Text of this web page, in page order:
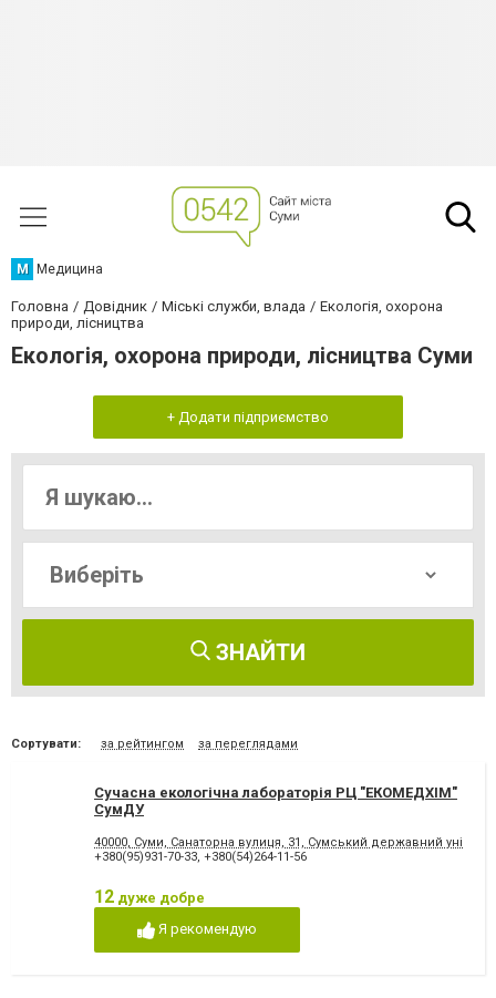
М Медицина
Головна Довідник Міські служби, влада
Екологія, охорона
природи, лісництва
Екологія, охорона природи, лісництва Суми
+ Додати підприємство
ЗНАЙТИ
Сортувати: за рейтингом за переглядами
Сучасна екологічна лабораторія РЦ "ЕКОМЕДХІМ"
СумДУ
40000, Суми, Санаторна вулиця, 31, Сумський державний
+380(95)931-70-33, +380(54)264-11-56
12 дуже добре
Я рекомендую